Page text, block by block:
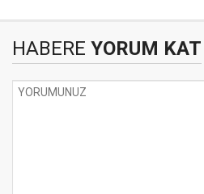
HABERE YORUM KAT